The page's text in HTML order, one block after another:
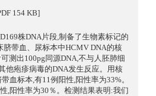
154 KB]
株DNA片段,制备了生物素标记的
脐带血、尿标本中HCMV DNA的核
测出100pg同源DNA,不与人胚肺细
他疱疹病毒的DNA发生反应。用核
血标本,有11例阳性,阳性率为33%。
,阳性率为30％。检测结果表明:我们